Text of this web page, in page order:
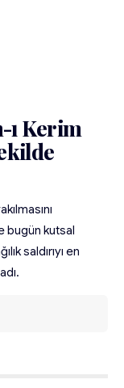
ı Kerim
bugün kutsal
saldırıyı en